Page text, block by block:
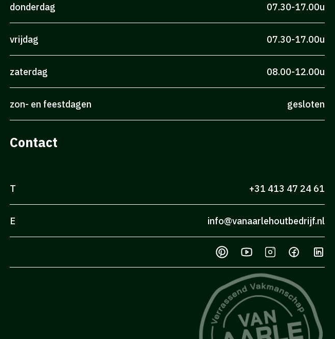
donderdag 07.30-17.00u
vrijdag 07.30-17.00u
zaterdag 08.00-12.00u
zon- en feestdagen gesloten
Contact
T +31 413 47 24 61
E info@vanaarlehoutbedrijf.nl